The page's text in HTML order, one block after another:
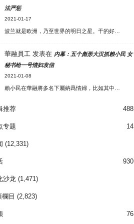
法严惩
2021-01-17
波兰就是欧洲，乃至世界的明日之星。干的好…
華融員工 发表在 内幕：五个彪形大汉抓赖小民 女
秘书给一号情妇发信
2021-01-08
賴小民在華融將多名下屬納爲情婦，比如其中…
推荐 488
专题 14
(12,331)
930
沙龙 (1,471)
目 (2,823)
76